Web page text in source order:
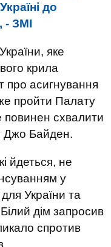
до
- ЗМІ
яке
крила
про асигнування
пройти Палату
схвалити
Джо Байден.
йдеться, не
у
для України та
дім запросив
спротив